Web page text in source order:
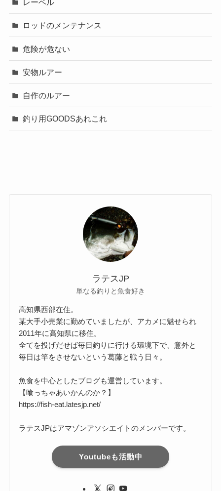
レーベル
ロッドのメンテナンス
危険が危ない
安物ルアー
自作のルアー
釣り用GOODSあれこれ
ラテスJP
単なる釣りと魚食好き
高知県西部在住。
某大手小売業に勤めていましたが、アカメに魅せられ
2011年に高知県に移住。
全てを投げだせば毎日釣りに行ける環境下で、意外と
毎日は竿をさせないという葛藤と戦う日々。
魚食を中心としたブログも運営しています。
【喰っちゃあいかんのか？】
https://fish-eat.latesjp.net/
ラテスJPはアマゾンアソシエイトのメンバーです。
Youtubeも活動中